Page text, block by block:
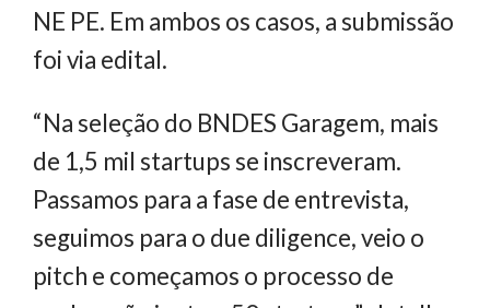
NE PE. Em ambos os casos, a submissão
foi via edital.
“Na seleção do BNDES Garagem, mais
de 1,5 mil startups se inscreveram.
Passamos para a fase de entrevista,
seguimos para o due diligence, veio o
pitch e começamos o processo de